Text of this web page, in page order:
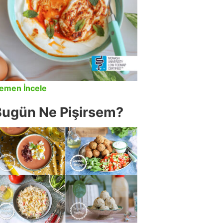
İncele
Ne Pişirsem?